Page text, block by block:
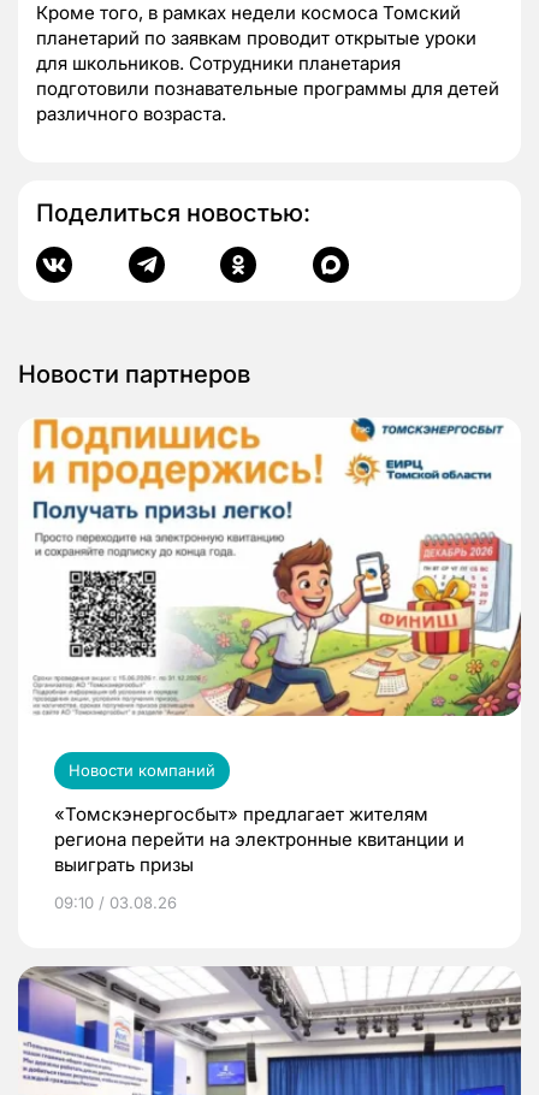
Кроме того, в рамках недели космоса Томский
планетарий по заявкам проводит открытые уроки
для школьников. Сотрудники планетария
подготовили познавательные программы для детей
различного возраста.
Поделиться новостью:
Новости партнеров
Новости компаний
«Томскэнергосбыт» предлагает жителям
региона перейти на электронные квитанции и
выиграть призы
09:10 / 03.08.26